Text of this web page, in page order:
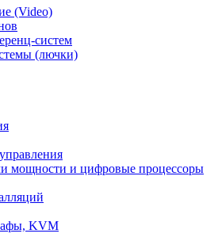
(Video)
систем
(лючки)
мощности и цифровые процессоры
KVM